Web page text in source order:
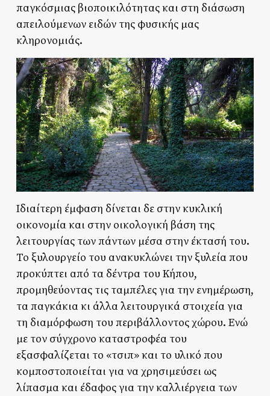
παγκόσμιας βιοποικιλότητας και στη διάσωση
απειλούμενων ειδών της φυσικής μας
κληρονομιάς.
Ιδιαίτερη έμφαση δίνεται δε στην κυκλική
οικονομία και στην οικολογική βάση της
λειτουργίας των πάντων μέσα στην έκτασή του.
Το ξυλουργείο του ανακυκλώνει την ξυλεία που
προκύπτει από τα δέντρα του Κήπου,
προμηθεύοντας τις ταμπέλες για την ενημέρωση,
τα παγκάκια κι άλλα λειτουργικά στοιχεία για
τη διαμόρφωση του περιβάλλοντος χώρου. Ενώ
με τον σύγχρονο καταστροφέα του
εξασφαλίζεται το «τσιπ» και το υλικό που
κομποστοποιείται για να χρησιμεύσει ως
λίπασμα και έδαφος για την καλλιέργεια των